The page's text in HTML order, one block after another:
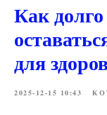
Как
для
2025-12-15 10:43